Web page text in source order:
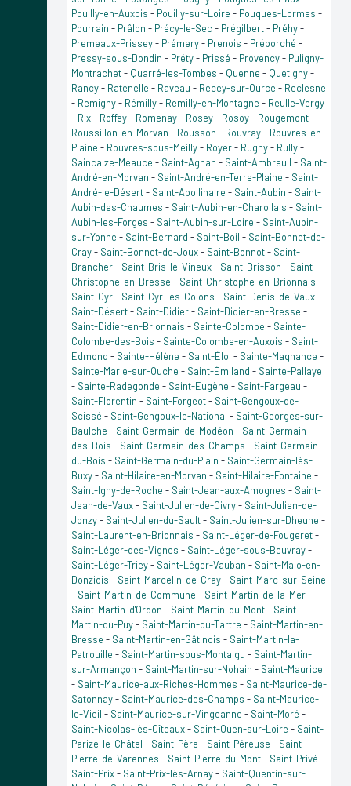
Pouilly-en-Auxois - Pouilly-sur-Loire - Pouques-Lormes -
Pourrain - Prâlon - Précy-le-Sec - Prégilbert- Préhy-
Premeaux-Prissey- Prémery- Prenois - Préporché -
Pressy-sous-Dondin - Préty- Prissé - Provency- Puligny-
Montrachet- Quarré-les-Tombes - Quenne - Quetigny-
Rancy- Ratenelle - Raveau - Recey-sur-Ource - Reclesne
- Remigny- Rémilly- Remilly-en-Montagne - Reulle-Vergy
- Rix- Roffey- Romenay- Rosey- Rosoy- Rougemont-
Roussillon-en-Morvan - Rousson - Rouvray- Rouvres-en-
Plaine - Rouvres-sous-Meilly- Royer- Rugny- Rully-
Saincaize-Meauce - Saint-Agnan - Saint-Ambreuil - Saint-
André-en-Morvan - Saint-André-en-Terre-Plaine - Saint-
André-le-Désert- Saint-Apollinaire - Saint-Aubin - Saint-
Aubin-des-Chaumes - Saint-Aubin-en-Charollais - Saint-
Aubin-les-Forges - Saint-Aubin-sur-Loire - Saint-Aubin-
sur-Yonne - Saint-Bernard - Saint-Boil - Saint-Bonnet-de-
Cray- Saint-Bonnet-de-Joux- Saint-Bonnot- Saint-
Brancher- Saint-Bris-le-Vineux- Saint-Brisson - Saint-
Christophe-en-Bresse - Saint-Christophe-en-Brionnais -
Saint-Cyr- Saint-Cyr-les-Colons - Saint-Denis-de-Vaux-
Saint-Désert- Saint-Didier- Saint-Didier-en-Bresse -
Saint-Didier-en-Brionnais - Sainte-Colombe - Sainte-
Colombe-des-Bois - Sainte-Colombe-en-Auxois - Saint-
Edmond - Sainte-Hélène - Saint-Éloi - Sainte-Magnance -
Sainte-Marie-sur-Ouche - Saint-Émiland - Sainte-Pallaye
- Sainte-Radegonde - Saint-Eugène - Saint-Fargeau -
Saint-Florentin - Saint-Forgeot- Saint-Gengoux-de-
Scissé - Saint-Gengoux-le-National - Saint-Georges-sur-
Baulche - Saint-Germain-de-Modéon - Saint-Germain-
des-Bois - Saint-Germain-des-Champs - Saint-Germain-
du-Bois - Saint-Germain-du-Plain - Saint-Germain-lès-
Buxy- Saint-Hilaire-en-Morvan - Saint-Hilaire-Fontaine -
Saint-Igny-de-Roche - Saint-Jean-aux-Amognes - Saint-
Jean-de-Vaux- Saint-Julien-de-Civry- Saint-Julien-de-
Jonzy- Saint-Julien-du-Sault- Saint-Julien-sur-Dheune -
Saint-Laurent-en-Brionnais - Saint-Léger-de-Fougeret-
Saint-Léger-des-Vignes - Saint-Léger-sous-Beuvray-
Saint-Léger-Triey- Saint-Léger-Vauban - Saint-Malo-en-
Donziois - Saint-Marcelin-de-Cray- Saint-Marc-sur-Seine
- Saint-Martin-de-Commune - Saint-Martin-de-la-Mer-
Saint-Martin-d'Ordon - Saint-Martin-du-Mont- Saint-
Martin-du-Puy- Saint-Martin-du-Tartre - Saint-Martin-en-
Bresse - Saint-Martin-en-Gâtinois - Saint-Martin-la-
Patrouille - Saint-Martin-sous-Montaigu - Saint-Martin-
sur-Armançon - Saint-Martin-sur-Nohain - Saint-Maurice
- Saint-Maurice-aux-Riches-Hommes - Saint-Maurice-de-
Satonnay- Saint-Maurice-des-Champs - Saint-Maurice-
le-Vieil - Saint-Maurice-sur-Vingeanne - Saint-Moré -
Saint-Nicolas-lès-Cîteaux- Saint-Ouen-sur-Loire - Saint-
Parize-le-Châtel - Saint-Père - Saint-Péreuse - Saint-
Pierre-de-Varennes - Saint-Pierre-du-Mont- Saint-Privé -
Saint-Prix- Saint-Prix-lès-Arnay- Saint-Quentin-sur-